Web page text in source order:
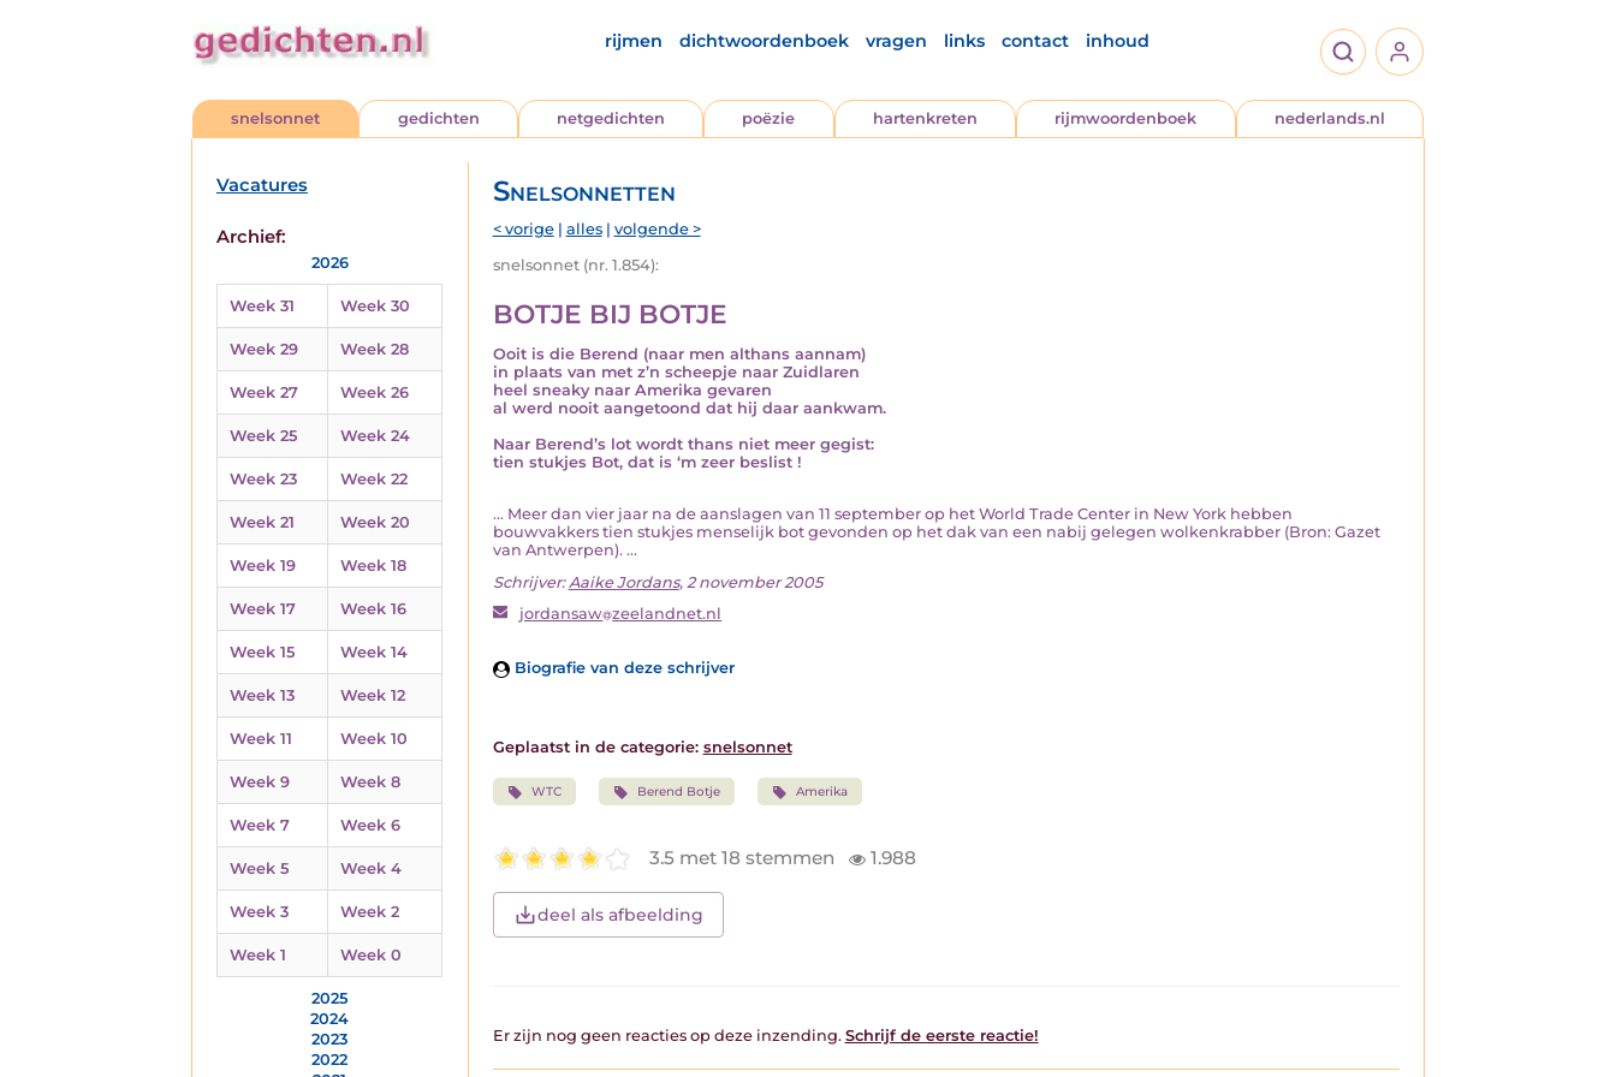
rijmen dichtwoordenboek vragen links contact inhoud
snelsonnet gedichten netgedichten poëzie hartenkreten rijmwoordenboek nederlands.nl
Vacatures
Archief:
2026
Week 31 Week 30
Week 29 Week 28
Week 27 Week 26
Week 25 Week 24
Week 23 Week 22
Week 21 Week 20
Week 19 Week 18
Week 17 Week 16
Week 15 Week 14
Week 13 Week 12
Week 11 Week 10
Week 9 Week 8
Week 7 Week 6
Week 5 Week 4
Week 3 Week 2
Week 1 Week 0
2025
2024
2023
2022
Snelsonnetten
< vorige| alles| volgende >
snelsonnet (nr. 1.854):
BOTJE BIJ BOTJE
Ooit is die Berend (naar men althans aannam)
in plaats van met z’n scheepje naar Zuidlaren
heel sneaky naar Amerika gevaren
al werd nooit aangetoond dat hij daar aankwam.
Naar Berend’s lot wordt thans niet meer gegist:
tien stukjes Bot, dat is ‘m zeer beslist !
... Meer dan vier jaar na de aanslagen van 11 september op het World Trade Center in New York hebben
bouwvakkers tien stukjes menselijk bot gevonden op het dak van een nabij gelegen wolkenkrabber (Bron: Gazet
van Antwerpen). ...
Schrijver:Aaike Jordans, 2 november 2005
jordansaw zeelandnet.nl
Biografie van deze schrijver
Geplaatst in de categorie: snelsonnet
WTC Berend Botje Amerika
3.5 met 18 stemmen 1.988
deel als afbeelding
Er zijn nog geen reacties op deze inzending. Schrijf de eerste reactie!